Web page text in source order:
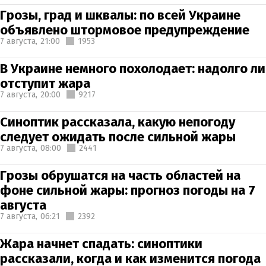
Грозы, град и шквалы: по всей Украине
объявлено штормовое предупреждение
7 августа, 21:00 1953
В Украине немного похолодает: надолго ли
отступит жара
7 августа, 20:00 9217
Синоптик рассказала, какую непогоду
следует ожидать после сильной жары
7 августа, 08:00 2441
Грозы обрушатся на часть областей на
фоне сильной жары: прогноз погоды на 7
августа
7 августа, 06:21 2392
Жара начнет спадать: синоптики
рассказали, когда и как изменится погода